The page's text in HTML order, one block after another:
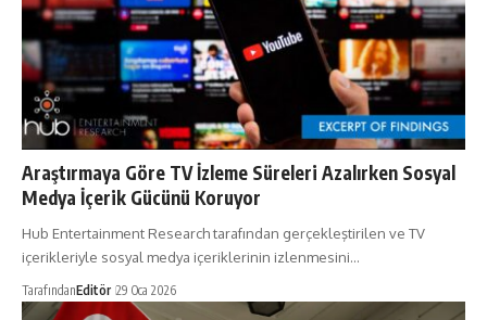
Araştırmaya Göre TV İzleme Süreleri Azalırken Sosyal
Medya İçerik Gücünü Koruyor
Hub Entertainment Research tarafından gerçekleştirilen ve TV
içerikleriyle sosyal medya içeriklerinin izlenmesini…
TarafındanEditör 29 Oca 2026